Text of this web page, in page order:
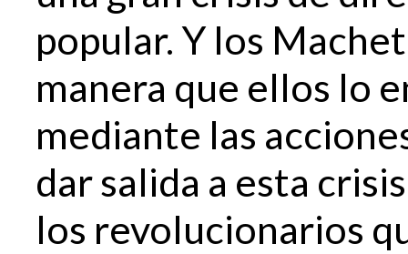
popular. Y los
manera que ellos lo
mediante las
dar salida a esta
los revolucionarios